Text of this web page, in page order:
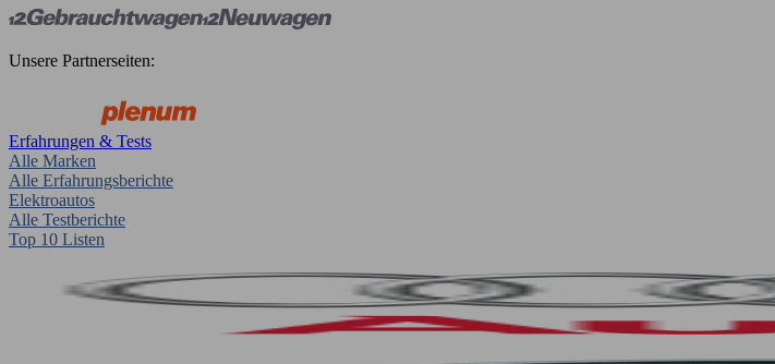
Unsere Partnerseiten:
Erfahrungen & Tests
Alle Marken
Alle Erfahrungsberichte
Elektroautos
Alle Testberichte
Top 10 Listen